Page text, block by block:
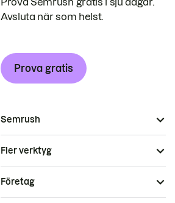
Avsluta när som helst.
Prova gratis
Semrush
Fler verktyg
Företag